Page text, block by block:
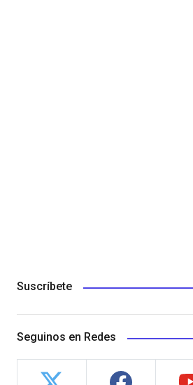
Suscríbete
Seguinos en Redes